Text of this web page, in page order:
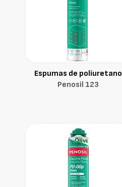
Espumas de poliuretano
Penosil 123